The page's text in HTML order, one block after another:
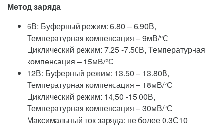
Метод заряда
6В: Буферный режим: 6.80 – 6.90В,
Температурная компенсация – 9мВ/°С
Циклический режим: 7.25 -7.50В, Температурная
компенсация – 15мВ/°С
12В: Буферный режим: 13.50 – 13.80В,
Температурная компенсация – 18мВ/°С
Циклический режим: 14,50 -15,00В,
Температурная компенсация – 30мВ/°С
Максимальный ток заряда: не более 0.3С10